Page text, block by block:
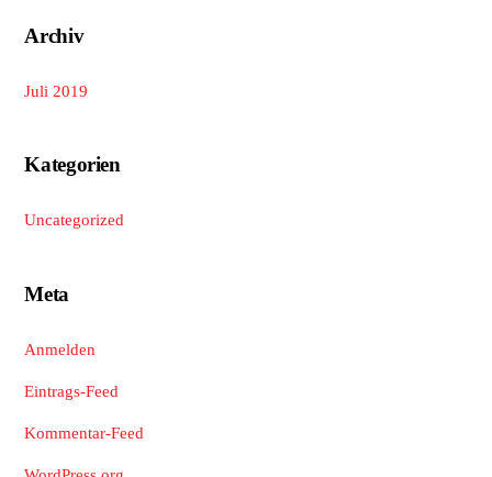
Archiv
Juli 2019
Kategorien
Uncategorized
Meta
Anmelden
Eintrags-Feed
Kommentar-Feed